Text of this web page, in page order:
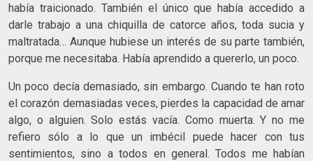
había traicionado. También el único que había accedido a
darle trabajo a una chiquilla de catorce años, toda sucia y
maltratada… Aunque hubiese un interés de su parte también,
porque me necesitaba. Había aprendido a quererlo, un poco.
Un poco decía demasiado, sin embargo. Cuando te han roto
el corazón demasiadas veces, pierdes la capacidad de amar
algo, o alguien. Solo estás vacía. Como muerta. Y no me
refiero sólo a lo que un imbécil puede hacer con tus
sentimientos, sino a todos en general. Todos me habían